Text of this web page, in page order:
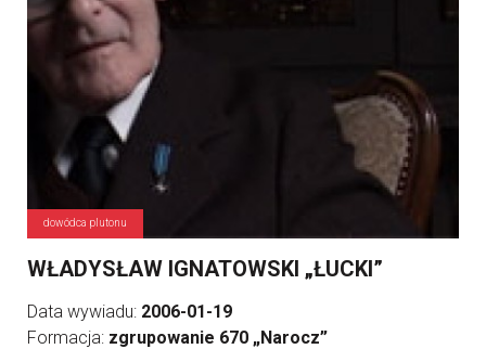
dowódca plutonu
WŁADYSŁAW IGNATOWSKI „ŁUCKI”
Data wywiadu: 2006-01-19
Formacja: zgrupowanie 670 „Narocz”